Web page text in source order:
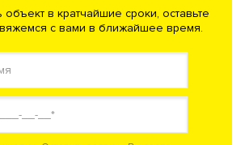
объект в кратчайшие сроки, оставьте
с вами в ближайшее время.